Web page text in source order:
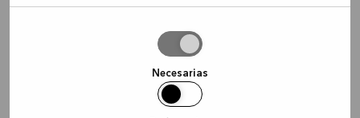
Necesarias